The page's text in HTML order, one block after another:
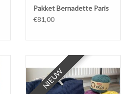
Pakket Bernadette Paris
€81,00
NIEUW
NIEUW